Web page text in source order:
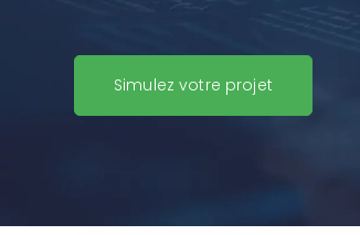
Simulez votre projet